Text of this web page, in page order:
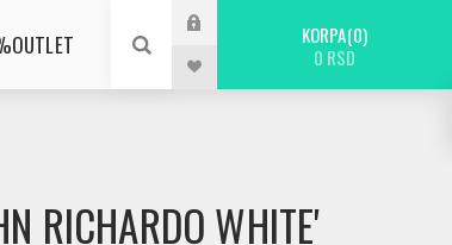
KORPA 0
0 RSD
RICHARDO WHITE'